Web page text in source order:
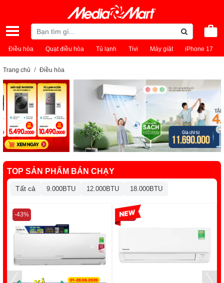
Điều hòa Quạt điều hòa Tủ lạnh Tivi Máy giặt iPhone 17
Trang chủ Điều hòa
TOP SẢN PHẨM BÁN CHẠY
Tất cả 9.000BTU 12.000BTU 18.000BTU
-43% -14%